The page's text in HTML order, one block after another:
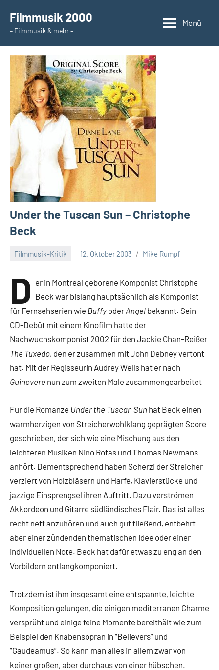
Inhalt
springen
Filmmusik 2000
– Filmmusik & mehr –
Menü
Under the Tuscan Sun – Christophe
Beck
Filmmusik-Kritik 12. Oktober 2003 Mike Rumpf
D er in Montreal geborene Komponist Christophe
Beck war bislang hauptsächlich als Komponist
für Fernsehserien wie Buffy oderAngel bekannt. Sein
CD-Debüt mit einem Kinofilm hatte der
Nachwuchskomponist 2002 für den Jackie Chan-Reißer
The Tuxedo, den er zusammen mit John Debney vertont
hat. Mit der Regisseurin Audrey Wells hat er nach
Guinevere nun zum zweiten Male zusammengearbeitet
Für die Romanze Under the Tuscan Sun hat Beck einen
warmherzigen von Streicherwohlklang geprägten Score
geschrieben, der sich wie eine Mischung aus den
leichteren Musiken Nino Rotas und Thomas Newmans
anhört. Dementsprechend haben Scherzi der Streicher
verziert von Holzbläsern und Harfe, Klavierstücke und
jazzige Einsprengsel ihren Auftritt. Dazu verströmen
Akkordeon und Gitarre südländisches Flair. Das ist alles
recht nett anzuhören und auch gut fließend, entbehrt
aber einer zündenden thematischen Idee oder einer
individuellen Note. Beck hat dafür etwas zu eng an den
Vorbildern entlangkomponiert.
Trotzdem ist ihm insgesamt eine entspannte, leichte
Komposition gelungen, die einigen mediterranen Charme
versprüht und einige feine Momente bereithält wie zum
Beispiel den Knabensopran in “Believers” und
“Gaudeamus”. So kann man alles in allem zwar von
keiner großen, aber durchaus von einer hübschen.